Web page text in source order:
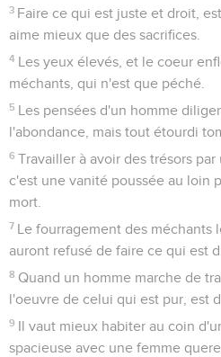
3 Faire ce qui est juste et droit,
aime mieux que des sacrifices.
4 Les yeux élevés, et le coeur
méchants, qui n'est que péché.
5 Les pensées d'un homme
l'abondance, mais tout étourdi
6 Travailler à avoir des trésors
c'est une vanité poussée au loin
mort.
7 Le fourragement des méchants
auront refusé de faire ce qui est
8 Quand un homme marche de
l'oeuvre de celui qui est pur, est
9 Il vaut mieux habiter au coin
spacieuse avec une femme